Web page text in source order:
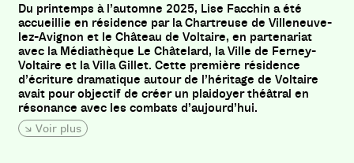
Du printemps à l’automne 2025, Lise Facchin a été
accueillie en résidence par la Chartreuse de Villeneuve-
lez-Avignon et le Château de Voltaire, en partenariat
avec la Médiathèque Le Châtelard, la Ville de Ferney-
Voltaire et la Villa Gillet. Cette première résidence
d’écriture dramatique autour de l’héritage de Voltaire
avait pour objectif de créer un plaidoyer théâtral en
résonance avec les combats d’aujourd’hui.
Voir plus